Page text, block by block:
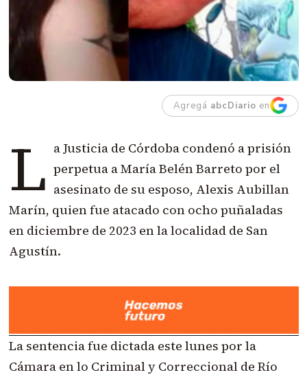
Agregá abcDiario en
L a Justicia de Córdoba condenó a prisión
perpetua a María Belén Barreto por el
asesinato de su esposo, Alexis Aubillan
Marín, quien fue atacado con ocho puñaladas
en diciembre de 2023 en la localidad de San
Agustín.
La sentencia fue dictada este lunes por la
Cámara en lo Criminal y Correccional de Río